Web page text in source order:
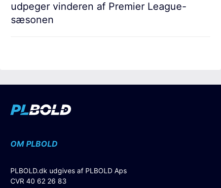
udpeger vinderen af Premier League-
sæsonen
OM PLBOLD
PLBOLD.dk udgives af PLBOLD Aps
CVR 40 62 26 83